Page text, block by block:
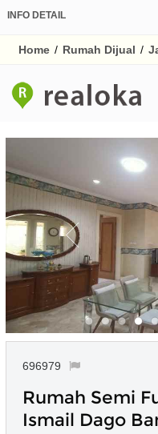
INFO DETAIL
Home / Rumah Dijual /
696979
Rumah Semi
Ismail Dago